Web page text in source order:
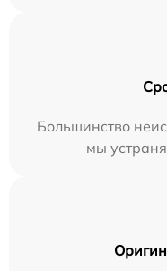
Большинство
мы